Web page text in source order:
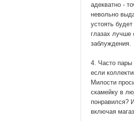
адекватно -
невольно
устоять
глазах лучше
заблуждения.
4. Часто пары
если
Милости
скамейку в
понравился?
включая